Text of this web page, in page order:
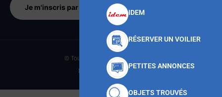
IDEM
RÉSERVER UN VOILIER
PETITES ANNONCES
OBJETS TROUVÉS
Je m'inscris par
© Tous droits réservés CNMT 2023
Made with
par Anteka